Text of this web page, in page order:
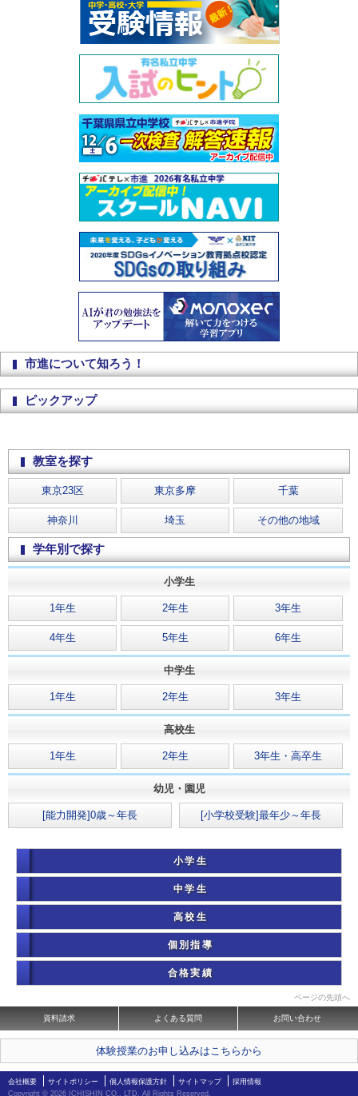
市進について知ろう！
ピックアップ
教室を探す
東京23区 東京多摩 千葉
神奈川 埼玉 その他の地域
学年別で探す
小学生
1年生 2年生 3年生
4年生 5年生 6年生
中学生
1年生 2年生 3年生
高校生
1年生 2年生 3年生・高卒生
幼児・園児
[能力開発]0歳～年長 [小学校受験]最年少～年長
小学生
中学生
高校生
個別指導
合格実績
ページの先頭へ
資料請求 よくある質問 お問い合わせ
体験授業のお申し込みはこちらから
会社概要 サイトポリシー 個人情報保護方針 サイトマップ
採用情報
Copyright © 2026 ICHISHIN CO., LTD. All Rights Reserved.